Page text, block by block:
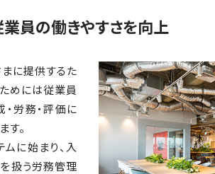
業員の働きやすさを向上
まに提供するた
めには従業員
労務・評価に
す。
に始まり、入
扱う労務管理